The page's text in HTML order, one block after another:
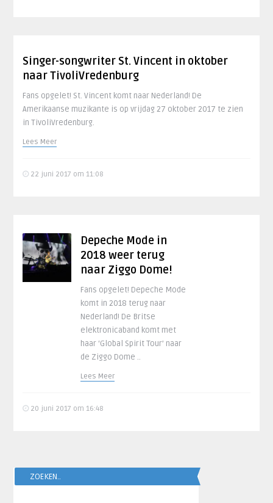
Singer-songwriter St. Vincent in oktober
naar TivoliVredenburg
Fans opgelet! St. Vincent komt naar Nederland! De
Amerikaanse muzikante is op vrijdag 27 oktober 2017 te zien
in TivoliVredenburg.
Lees Meer
22 juni 2017 om 11:08
Depeche Mode in
2018 weer terug
naar Ziggo Dome!
Fans opgelet! Depeche Mode
komt in 2018 terug naar
Nederland! De Britse
elektronicaband komt met
haar ‘Global Spirit Tour’ naar
de Ziggo Dome ..
Lees Meer
20 juni 2017 om 16:48
ZOEKEN..